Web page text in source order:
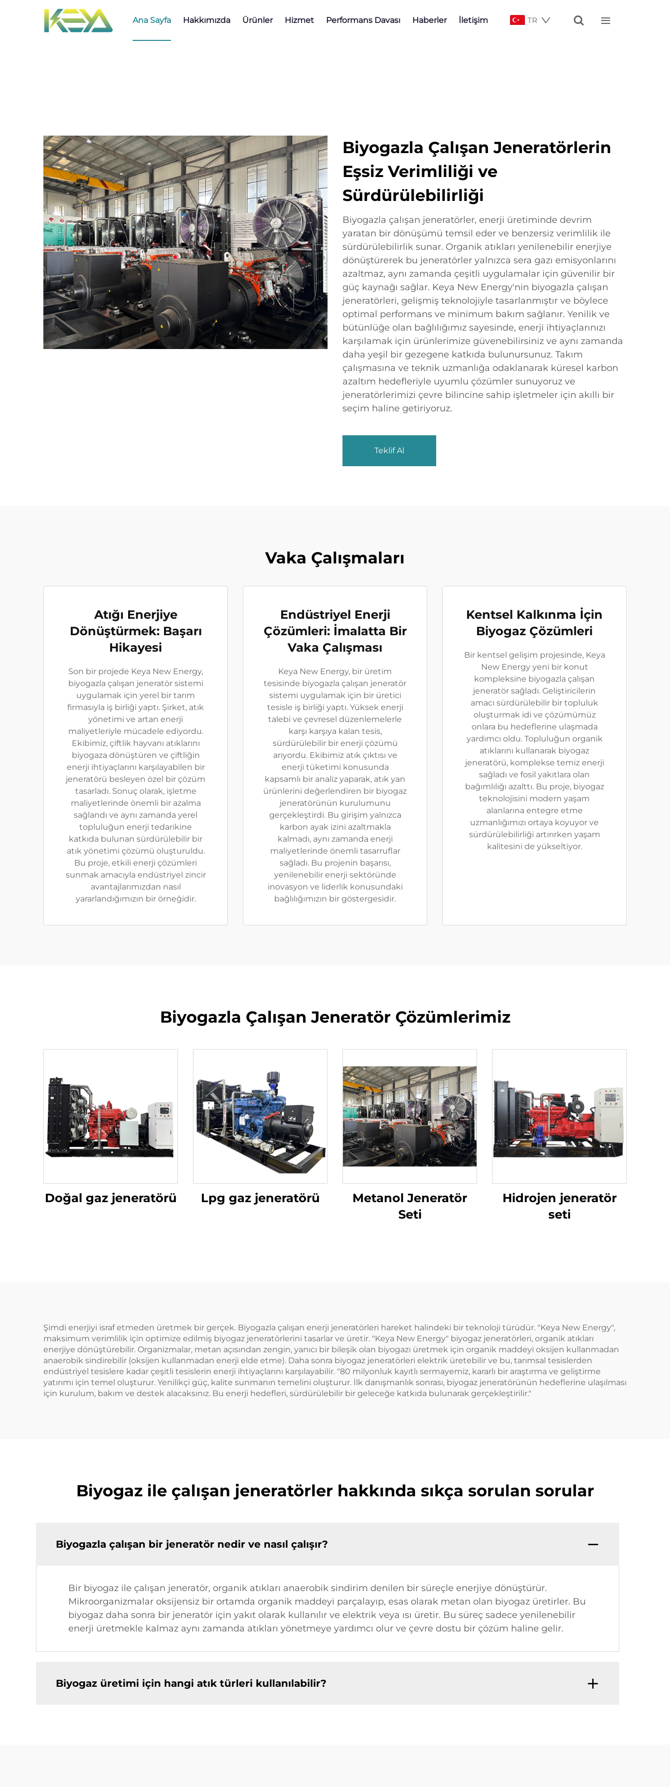
Ana Sayfa Hakkımızda Ürünler Hizmet Performans Davası Haberler İletişim TR  
Biyogazla Çalışan Jeneratörlerin
Eşsiz Verimliliği ve
Sürdürülebilirliği
Biyogazla çalışan jeneratörler, enerji üretiminde devrim
yaratan bir dönüşümü temsil eder ve benzersiz verimlilik ile
sürdürülebilirlik sunar. Organik atıkları yenilenebilir enerjiye
dönüştürerek bu jeneratörler yalnızca sera gazı emisyonlarını
azaltmaz, aynı zamanda çeşitli uygulamalar için güvenilir bir
güç kaynağı sağlar. Keya New Energy'nin biyogazla çalışan
jeneratörleri, gelişmiş teknolojiyle tasarlanmıştır ve böylece
optimal performans ve minimum bakım sağlanır. Yenilik ve
bütünlüğe olan bağlılığımız sayesinde, enerji ihtiyaçlarınızı
karşılamak için ürünlerimize güvenebilirsiniz ve aynı zamanda
daha yeşil bir gezegene katkıda bulunursunuz. Takım
çalışmasına ve teknik uzmanlığa odaklanarak küresel karbon
azaltım hedefleriyle uyumlu çözümler sunuyoruz ve
jeneratörlerimizi çevre bilincine sahip işletmeler için akıllı bir
seçim haline getiriyoruz.
Teklif Al
Vaka Çalışmaları
Atığı Enerjiye
Dönüştürmek: Başarı
Hikayesi
Son bir projede Keya New Energy,
biyogazla çalışan jeneratör sistemi
uygulamak için yerel bir tarım
firmasıyla iş birliği yaptı. Şirket, atık
yönetimi ve artan enerji
maliyetleriyle mücadele ediyordu.
Ekibimiz, çiftlik hayvanı atıklarını
biyogaza dönüştüren ve çiftliğin
enerji ihtiyaçlarını karşılayabilen bir
jeneratörü besleyen özel bir çözüm
tasarladı. Sonuç olarak, işletme
maliyetlerinde önemli bir azalma
sağlandı ve aynı zamanda yerel
topluluğun enerji tedarikine
katkıda bulunan sürdürülebilir bir
atık yönetimi çözümü oluşturuldu.
Bu proje, etkili enerji çözümleri
sunmak amacıyla endüstriyel zincir
avantajlarımızdan nasıl
yararlandığımızın bir örneğidir.
Endüstriyel Enerji
Çözümleri: İmalatta Bir
Vaka Çalışması
Keya New Energy, bir üretim
tesisinde biyogazla çalışan jeneratör
sistemi uygulamak için bir üretici
tesisle iş birliği yaptı. Yüksek enerji
talebi ve çevresel düzenlemelerle
karşı karşıya kalan tesis,
sürdürülebilir bir enerji çözümü
arıyordu. Ekibimiz atık çıktısı ve
enerji tüketimi konusunda
kapsamlı bir analiz yaparak, atık yan
ürünlerini değerlendiren bir biyogaz
jeneratörünün kurulumunu
gerçekleştirdi. Bu girişim yalnızca
karbon ayak izini azaltmakla
kalmadı, aynı zamanda enerji
maliyetlerinde önemli tasarruflar
sağladı. Bu projenin başarısı,
yenilenebilir enerji sektöründe
inovasyon ve liderlik konusundaki
bağlılığımızın bir göstergesidir.
Kentsel Kalkınma İçin
Biyogaz Çözümleri
Bir kentsel gelişim projesinde, Keya
New Energy yeni bir konut
kompleksine biyogazla çalışan
jeneratör sağladı. Geliştiricilerin
amacı sürdürülebilir bir topluluk
oluşturmak idi ve çözümümüz
onlara bu hedeflerine ulaşmada
yardımcı oldu. Topluluğun organik
atıklarını kullanarak biyogaz
jeneratörü, komplekse temiz enerji
sağladı ve fosil yakıtlara olan
bağımlılığı azalttı. Bu proje, biyogaz
teknolojisini modern yaşam
alanlarına entegre etme
uzmanlığımızı ortaya koyuyor ve
sürdürülebilirliği artırırken yaşam
kalitesini de yükseltiyor.
Biyogazla Çalışan Jeneratör Çözümlerimiz
Doğal gaz jeneratörü Lpg gaz jeneratörü
Metanol Jeneratör
Seti
Hidrojen jeneratör
seti
Şimdi enerjiyi israf etmeden üretmek bir gerçek. Biyogazla çalışan enerji jeneratörleri hareket halindeki bir teknoloji türüdür. "Keya New Energy",
maksimum verimlilik için optimize edilmiş biyogaz jeneratörlerini tasarlar ve üretir. "Keya New Energy" biyogaz jeneratörleri, organik atıkları
enerjiye dönüştürebilir. Organizmalar, metan açısından zengin, yanıcı bir bileşik olan biyogazı üretmek için organik maddeyi oksijen kullanmadan
anaerobik sindirebilir (oksijen kullanmadan enerji elde etme). Daha sonra biyogaz jeneratörleri elektrik üretebilir ve bu, tarımsal tesislerden
endüstriyel tesislere kadar çeşitli tesislerin enerji ihtiyaçlarını karşılayabilir. "80 milyonluk kayıtlı sermayemiz, kararlı bir araştırma ve geliştirme
yatırımı için temel oluşturur. Yenilikçi güç, kalite sunmanın temelini oluşturur. İlk danışmanlık sonrası, biyogaz jeneratörünün hedeflerine ulaşılması
için kurulum, bakım ve destek alacaksınız. Bu enerji hedefleri, sürdürülebilir bir geleceğe katkıda bulunarak gerçekleştirilir."
Biyogaz ile çalışan jeneratörler hakkında sıkça sorulan sorular
Biyogazla çalışan bir jeneratör nedir ve nasıl çalışır?
Bir biyogaz ile çalışan jeneratör, organik atıkları anaerobik sindirim denilen bir süreçle enerjiye dönüştürür.
Mikroorganizmalar oksijensiz bir ortamda organik maddeyi parçalayıp, esas olarak metan olan biyogaz üretirler. Bu
biyogaz daha sonra bir jeneratör için yakıt olarak kullanılır ve elektrik veya ısı üretir. Bu süreç sadece yenilenebilir
enerji üretmekle kalmaz aynı zamanda atıkları yönetmeye yardımcı olur ve çevre dostu bir çözüm haline gelir.
Biyogaz üretimi için hangi atık türleri kullanılabilir?